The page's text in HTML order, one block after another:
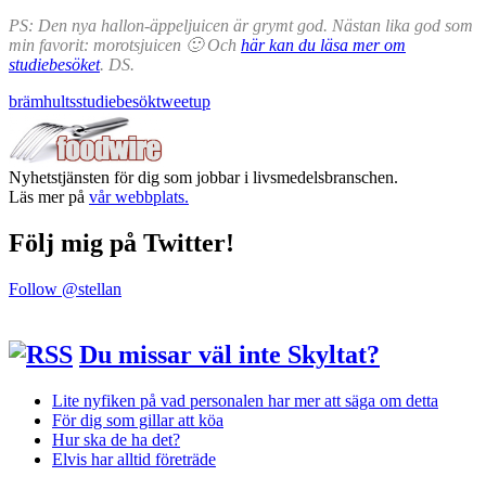
PS: Den nya hallon-äppeljuicen är grymt god. Nästan lika god som
min favorit: morotsjuicen 🙂 Och här kan du läsa mer om
studiebesöket. DS.
brämhultsstudiebesöktweetup
Nyhetstjänsten för dig som jobbar i livsmedelsbranschen.
Läs mer på vår webbplats.
Följ mig på Twitter!
Follow @stellan
Du missar väl inte Skyltat?
Lite nyfiken på vad personalen har mer att säga om detta
För dig som gillar att köa
Hur ska de ha det?
Elvis har alltid företräde